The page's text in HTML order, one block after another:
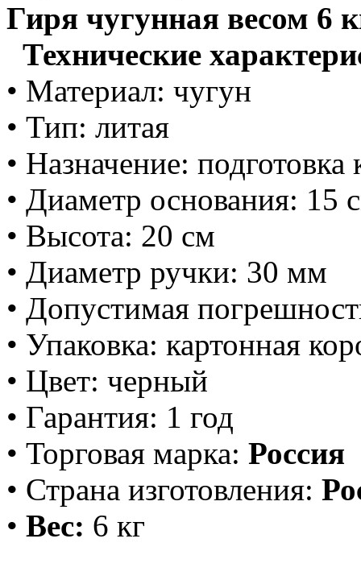
Гиря чугунная весом 6
Технические
• Материал: чугун
• Тип: литая
• Назначение:
• Диаметр основания: 15
• Высота: 20 см
• Диаметр ручки: 30 мм
• Допустимая
• Упаковка: картонная
• Цвет: черный
• Гарантия: 1 год
• Торговая марка: Россия
• Страна изготовления:
• Вес: 6 кг